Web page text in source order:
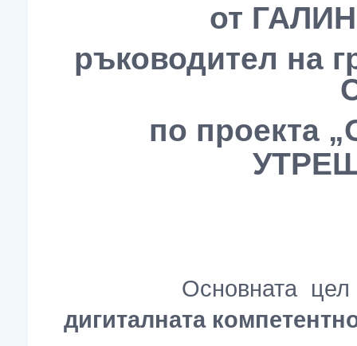
от
ръководител на
по проекта
Основната
дигиталната